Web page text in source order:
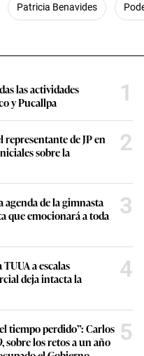
Patricia Benavides
las actividades
y Pucallpa
1
representante de JP en
sobre la
2
agenda de la gimnasta
que emocionará a toda
3
a escalas
deja intacta la
4
tiempo perdido”: Carlos
sobre los retos a un año
5